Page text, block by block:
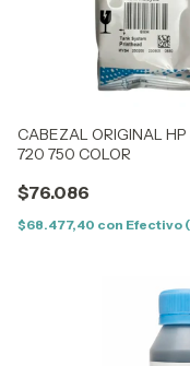
CABEZAL ORIGINAL HP
720 750 COLOR
$76.086
$68.477,40 con Efectivo